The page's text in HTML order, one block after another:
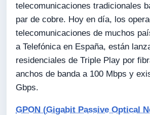
telecomunicaciones tradicionales
par de cobre. Hoy en día, los
telecomunicaciones de muchos
a Telefónica en España, están
residenciales de Triple Play por
anchos de banda a 100 Mbps y
Gbps.
GPON (Gigabit Passive Optical